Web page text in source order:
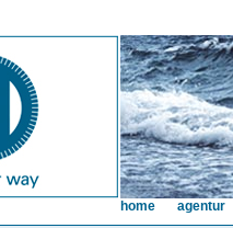
home agentur